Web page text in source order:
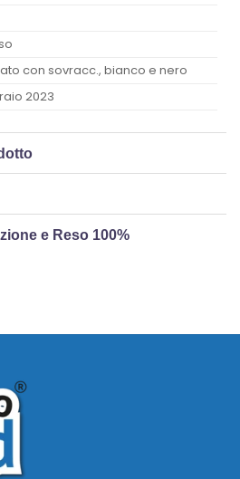
con sovracc., bianco e nero
2023
e Reso 100%